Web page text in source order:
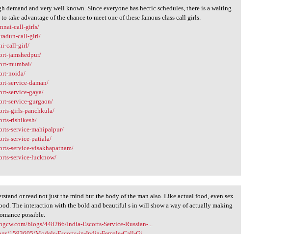
high
demand and very well known. Since everyone has hectic schedules, there is a waiting
take advantage of the chance to meet one of these famous class call girls.
call-girls/
call-girl/
call-girl/
jamshedpur/
mumbai/
noida/
service-daman/
service-gaya/
service-gurgaon/
girls-panchkula/
rishikesh/
service-mahipalpur/
service-patiala/
service-visakhapatnam/
service-lucknow/
understand
or read not just the mind but the body of the man also. Like actual food, even sex
The interaction with the bold and beautiful s in will show a way of actually making
possible.
blogs/448266/India-Escorts-Service-Russian-...